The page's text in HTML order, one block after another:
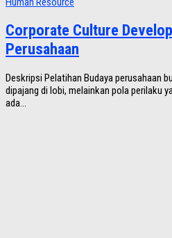
Corporate Culture
Perusahaan
Deskripsi Pelatihan Budaya perusahaan
dipajang di lobi, melainkan pola perilaku
ada...